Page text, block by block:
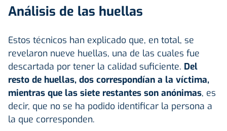
Análisis de las huellas
Estos técnicos han explicado que, en total, se
revelaron nueve huellas, una de las cuales fue
descartada por tener la calidad suficiente. Del
resto de huellas, dos correspondían a la víctima,
mientras que las siete restantes son anónimas, es
decir, que no se ha podido identificar la persona a
la que corresponden.